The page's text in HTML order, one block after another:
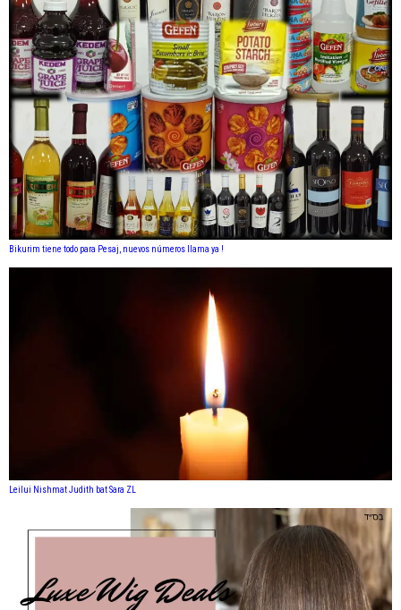
Bikurim tiene todo para Pesaj, nuevos números llama ya !
Leilui Nishmat Judith bat Sara ZL